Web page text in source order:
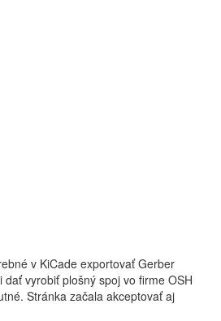
v KiCade exportovať Gerber
dať vyrobiť plošný spoj vo firme OSH
Stránka začala akceptovať aj